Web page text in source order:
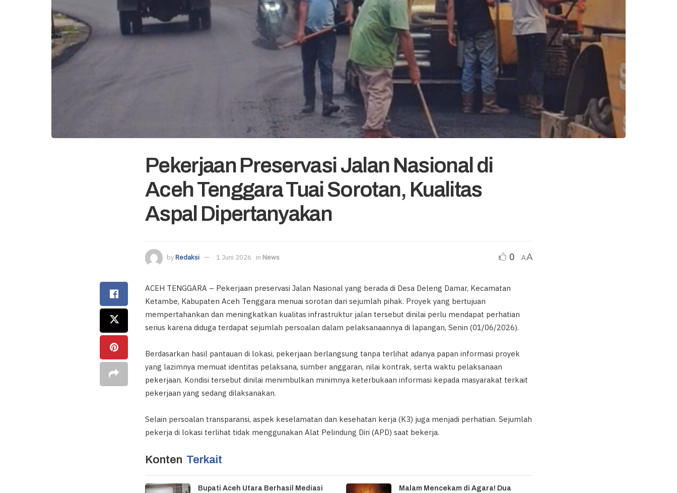
Pekerjaan Preservasi Jalan Nasional di
Aceh Tenggara Tuai Sorotan, Kualitas
Aspal Dipertanyakan
byRedaksi 1 Juni 2026 in News 0 AA
ACEH TENGGARA – Pekerjaan preservasi Jalan Nasional yang berada di Desa Deleng Damar, Kecamatan
Ketambe, Kabupaten Aceh Tenggara menuai sorotan dari sejumlah pihak. Proyek yang bertujuan
mempertahankan dan meningkatkan kualitas infrastruktur jalan tersebut dinilai perlu mendapat perhatian
serius karena diduga terdapat sejumlah persoalan dalam pelaksanaannya di lapangan, Senin (01/06/2026).
Berdasarkan hasil pantauan di lokasi, pekerjaan berlangsung tanpa terlihat adanya papan informasi proyek
yang lazimnya memuat identitas pelaksana, sumber anggaran, nilai kontrak, serta waktu pelaksanaan
pekerjaan. Kondisi tersebut dinilai menimbulkan minimnya keterbukaan informasi kepada masyarakat terkait
pekerjaan yang sedang dilaksanakan.
Selain persoalan transparansi, aspek keselamatan dan kesehatan kerja (K3) juga menjadi perhatian. Sejumlah
pekerja di lokasi terlihat tidak menggunakan Alat Pelindung Diri (APD) saat bekerja.
Konten Terkait
Bupati Aceh Utara Berhasil Mediasi
Malam Mencekam di Agara! Dua